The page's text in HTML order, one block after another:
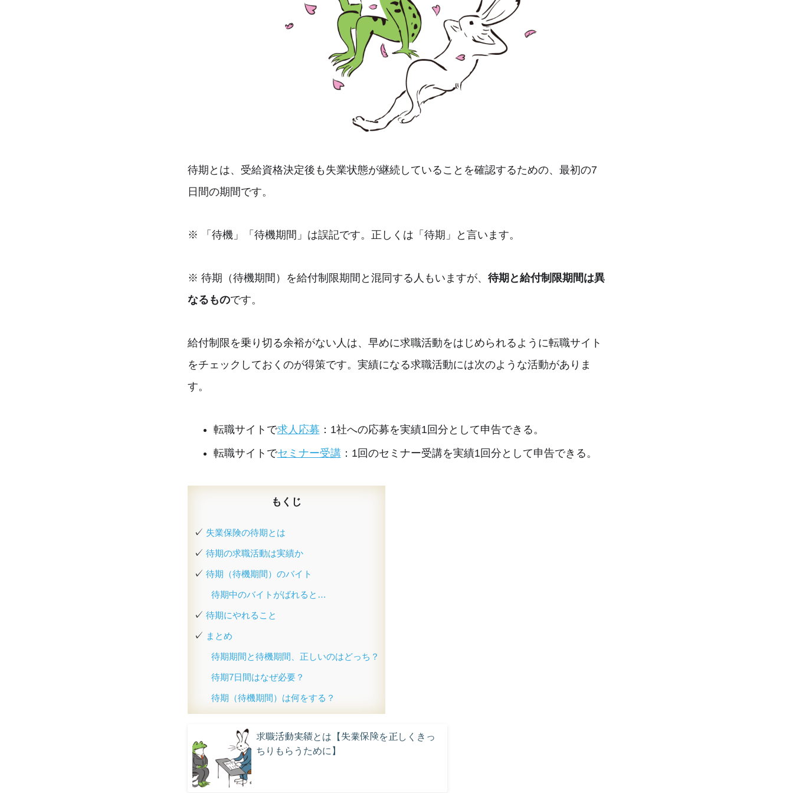
待期とは、受給資格決定後も失業状態が継続していることを確認するための、最初の7
日間の期間です。
※ 「待機」「待機期間」は誤記です。正しくは「待期」と言います。
※ 待期（待機期間）を給付制限期間と混同する人もいますが、 待期と給付制限期間は異
なるものです。
給付制限を乗り切る余裕がない人は、早めに求職活動をはじめられるように転職サイト
をチェックしておくのが得策です。実績になる求職活動には次のような活動がありま
す。
転職サイトで求人応募 ：1社への応募を実績1回分として申告できる。
転職サイトでセミナー受講：1回のセミナー受講を実績1回分として申告できる。
もくじ
失業保険の待期とは
待期の求職活動は実績か
待期（待機期間）のバイト
待期中のバイトがばれると…
待期にやれること
まとめ
待期期間と待機期間、正しいのはどっち？
待期7日間はなぜ必要？
待期（待機期間）は何をする？
求職活動実績とは【失業保険を正しくきっ
ちりもらうために】